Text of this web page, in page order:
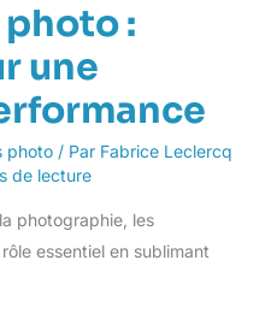
:
une
photo/ Par Fabrice Leclercq
de lecture
photographie, les
essentiel en sublimant